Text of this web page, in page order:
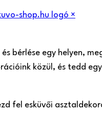
×
és bérlése egy helyen,
közül, és tedd
fel esküvői